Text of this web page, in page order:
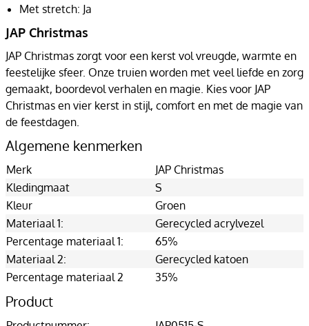
Met stretch: Ja
JAP Christmas
JAP Christmas zorgt voor een kerst vol vreugde, warmte en
feestelijke sfeer. Onze truien worden met veel liefde en zorg
gemaakt, boordevol verhalen en magie. Kies voor JAP
Christmas en vier kerst in stijl, comfort en met de magie van
de feestdagen.
Algemene kenmerken
Merk
JAP Christmas
Kledingmaat
S
Kleur
Groen
Materiaal 1:
Gerecycled acrylvezel
Percentage materiaal 1:
65%
Materiaal 2:
Gerecycled katoen
Percentage materiaal 2
35%
Product